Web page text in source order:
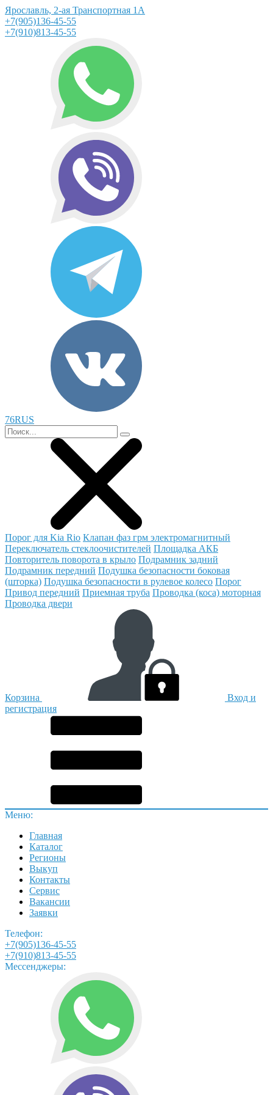
Ярославль, 2-ая Транспортная 1А
+7(905)136-45-55
+7(910)813-45-55
76RUS
Порог для Kia Rio Клапан фаз грм электромагнитный
Переключатель стеклоочистителей Площадка АКБ
Повторитель поворота в крыло Подрамник задний
Подрамник передний Подушка безопасности боковая
(шторка) Подушка безопасности в рулевое колесо Порог
Привод передний Приемная труба Проводка (коса) моторная
Проводка двери
Корзина
Вход и
регистрация
Меню:
Главная
Каталог
Регионы
Выкуп
Контакты
Сервис
Вакансии
Заявки
Телефон:
+7(905)136-45-55
+7(910)813-45-55
Мессенджеры: